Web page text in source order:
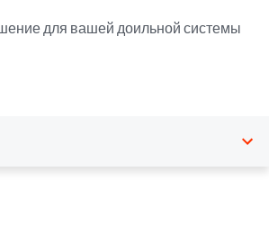
для вашей доильной системы